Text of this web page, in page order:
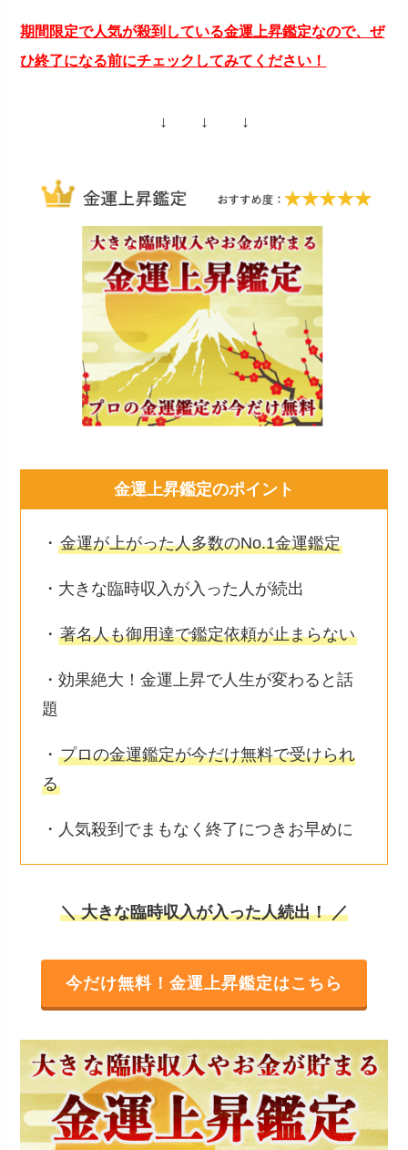
期間限定で人気が殺到している金運上昇鑑定なので、ぜ
ひ終了になる前にチェックしてみてください！
↓ ↓ ↓
金運上昇鑑定のポイント
・ 金運が上がった人多数のNo.1金運鑑定
・大きな臨時収入が入った人が続出
・ 著名人も御用達で鑑定依頼が止まらない
・効果絶大！金運上昇で人生が変わると話
題
・ プロの金運鑑定が今だけ無料で受けられ
る
・人気殺到でまもなく終了につきお早めに
＼ 大きな臨時収入が入った人続出！ ／
今だけ無料！金運上昇鑑定はこちら